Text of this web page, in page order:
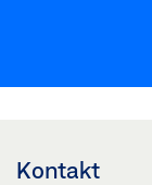
Kontakt